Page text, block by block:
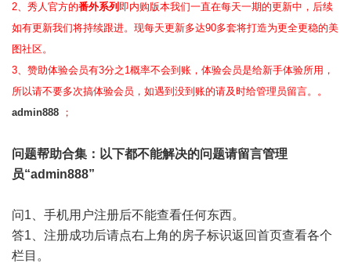
2、 秀人官方的番外系列 即内购版本我们一直在每天一期的更新中，后续
如有更新我们将持续跟进。现每天更新多达90多套将打造为更全更稳的美
图社区。
3、赞助体验会员有3分之1概率不会到账，体验会员是给新手体验所用，
所以请不要多次搞体验会员，如遇到没到账的请及时给管理员留言。。
admin888 ；
问题帮助合集 ：以下都不能解决的问题请留言管理
员“admin888”
问1、手机用户注册后不能查看任何东西。
答1、注册成功后请点右上角的房子标识返回首页查看各个
栏目。